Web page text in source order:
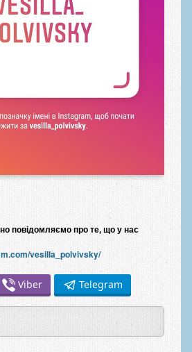
повідомляємо про те, що у нас
vesilla_polvivsky/
Viber Telegram